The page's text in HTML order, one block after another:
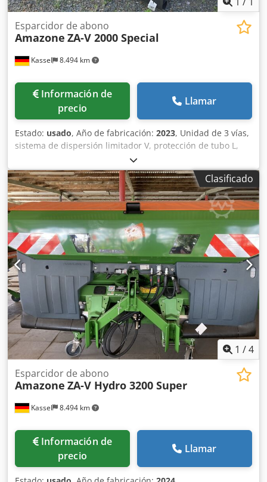
Kassel 8.494 km
Esparcidor de abono
Amazone ZA-V 2000 Special
Información de
precio
Llamar
Estado: usado, Año de fabricación: 2023, Unidad de 3 vías,
sistema de dispersión limitador V, protección de tubo L,
indicador mecánico/posición del mecanismo de dispersión
ZA-V, superestructura de tolva S 2000, componentes de
montaje para unidades básicas ZA, toma de fuerza con
acoplamiento de fricción, guardabarros L y escaleras,
iluminación LED trasera. Dwedpfx Acet Dwibjmoa
Clasificado
1 /4
Kassel 8.494 km
Esparcidor de abono
Amazone ZA-V Hydro 3200 Super
Información de
precio
Llamar